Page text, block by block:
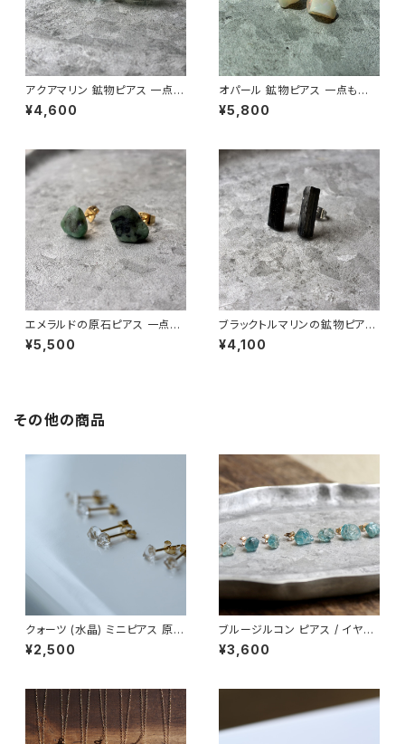
アクアマリン 鉱物ピアス 一点も
の 原石 天然石 金属アレルギー
対応 ハンドメイド アクセサリー
¥4,600
オパール 鉱物ピアス 一点もの
原石 天然石 金属アレルギー対
応 ハンドメイド アクセサリー パ
¥5,800
エメラルドの原石ピアス 一点も
の 鉱物 天然石 金属アレルギー
対応 ハンドメイド アクセサリー
¥5,500
ブラックトルマリンの鉱物ピアス
一点もの 原石 天然石 金属アレ
ルギー対応 ハンドメイド アクセ
¥4,100
その他の商品
クォーツ (水晶) ミニピアス 原石
鉱物 天然石 シンプル 仕事 オフ
ィス 通勤 小さい アクセサリー
¥2,500
ブルージルコン ピアス / イヤリ
ング アレルギー対応 アレルギー
対応 原石 鉱物 パワーストーン
¥3,600